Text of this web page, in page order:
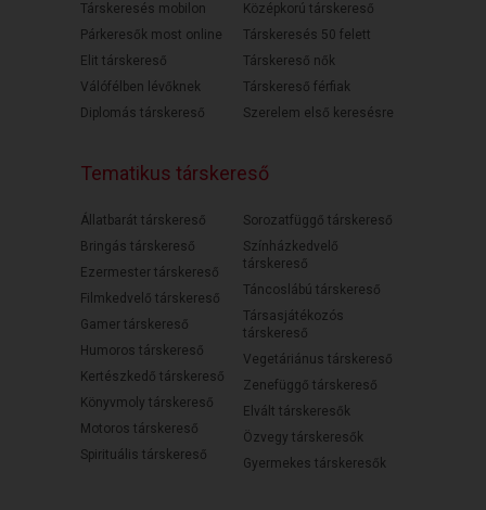
Társkeresés mobilon
Párkeresők most online
Elit társkereső
Válófélben lévőknek
Diplomás társkereső
Középkorú társkereső
Társkeresés 50 felett
Társkereső nők
Társkereső férfiak
Szerelem első keresésre
Tematikus társkereső
Állatbarát társkereső
Bringás társkereső
Ezermester társkereső
Filmkedvelő társkereső
Gamer társkereső
Humoros társkereső
Kertészkedő társkereső
Könyvmoly társkereső
Motoros társkereső
Spirituális társkereső
Sorozatfüggő társkereső
Színházkedvelő
társkereső
Táncoslábú társkereső
Társasjátékozós
társkereső
Vegetáriánus társkereső
Zenefüggő társkereső
Elvált társkeresők
Özvegy társkeresők
Gyermekes társkeresők